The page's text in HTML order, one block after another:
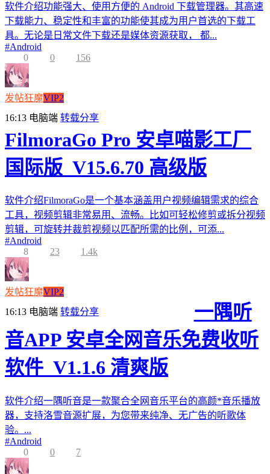
软件介绍功能强大、使用方便的 Android 下载管理器。其高速
下载能力、稳定性和丰富的功能使其成为用户首选的下载工
具。无论是日常文件下载还是媒体资源获取， 都...
#Android
0
0 156
发帖狂魔VIP2
16:13 电脑端 转载分享
FilmoraGo Pro 安卓喵影工厂
国际版_V15.6.70 高级版
软件介绍FilmoraGo是一个基本涵盖用户视频编辑需求的综合
工具，视频剪辑非常易用、流畅。比如可轻松修剪或拆分视频
剪辑，可旋转并裁剪视频以匹配所需的比例，可添...
#Android
8
23 1.4k
发帖狂魔VIP2
16:13 电脑端 转载分享
一隅听
音APP 安卓全网音乐免费收听
软件_V1.1.6 清爽版
软件介绍一隅听音是一款聚合全网音乐平台的高颜*音乐播放
器，支持洛雪音源扩展，为您带来纯净、无广告的听歌体
验。...
#Android
0
0 7